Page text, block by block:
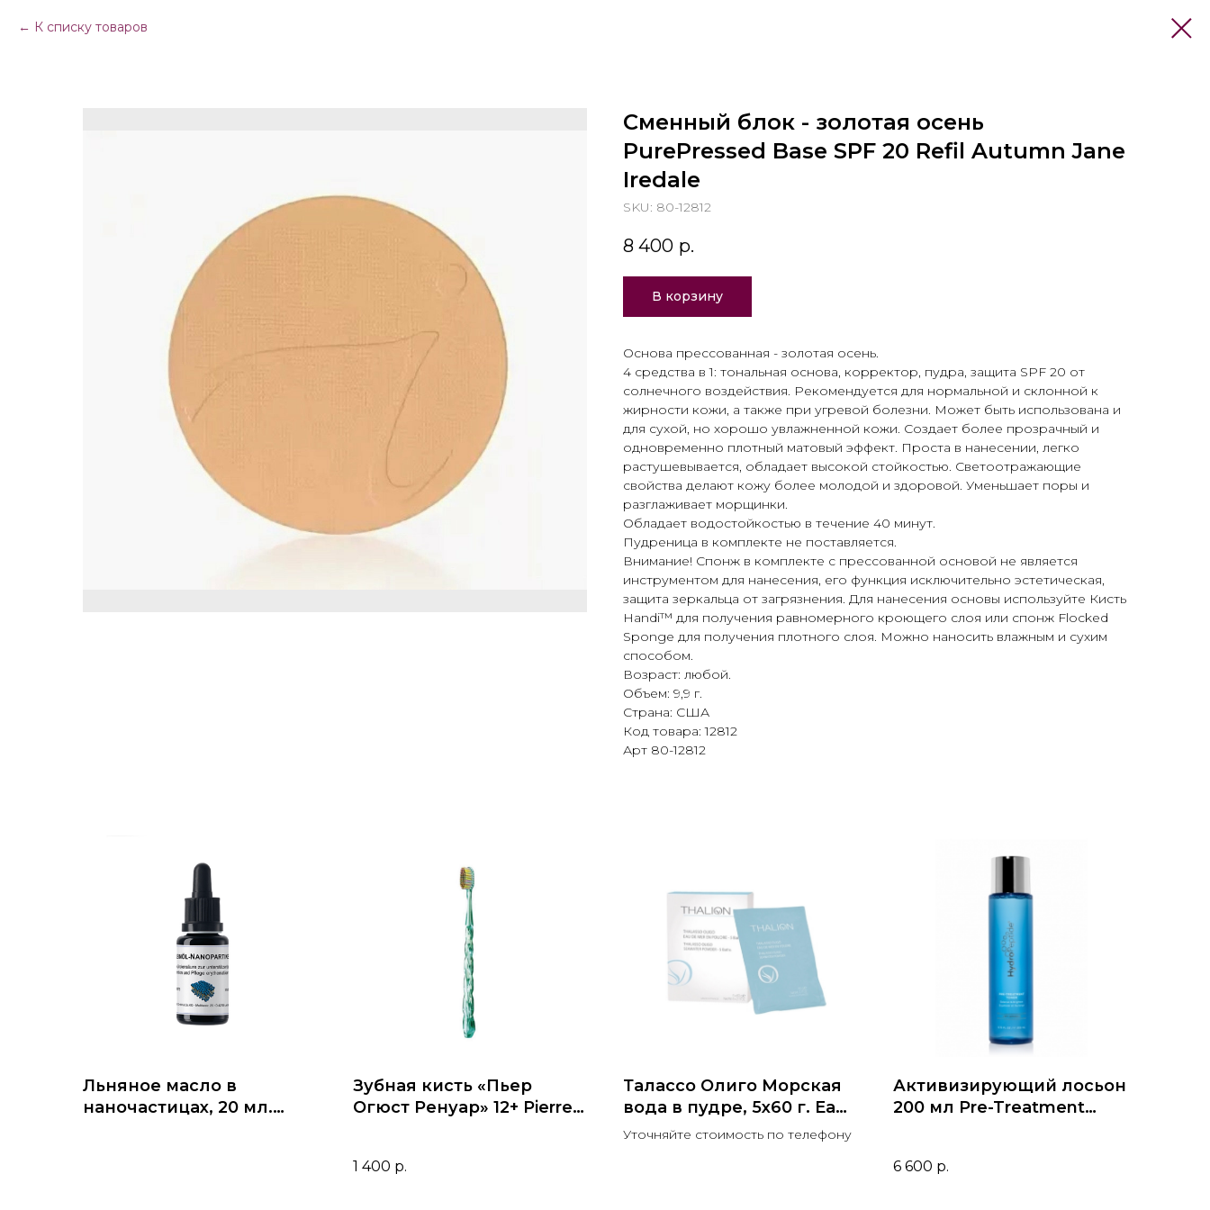
К списку товаров
Сменный блок - золотая осень
PurePressed Base SPF 20 Refil Autumn Jane
Iredale
SKU: 80-12812
8 400 р.
В корзину
Основа прессованная - золотая осень.
4 средства в 1: тональная основа, корректор, пудра, защита SPF 20 от
солнечного воздействия. Рекомендуется для нормальной и склонной к
жирности кожи, а также при угревой болезни. Может быть использована и
для сухой, но хорошо увлажненной кожи. Создает более прозрачный и
одновременно плотный матовый эффект. Проста в нанесении, легко
растушевывается, обладает высокой стойкостью. Светоотражающие
свойства делают кожу более молодой и здоровой. Уменьшает поры и
разглаживает морщинки.
Обладает водостойкостью в течение 40 минут.
Пудреница в комплекте не поставляется.
Внимание! Спонж в комплекте с прессованной основой не является
инструментом для нанесения, его функция исключительно эстетическая,
защита зеркальца от загрязнения. Для нанесения основы используйте Кисть
Handi™ для получения равномерного кроющего слоя или спонж Flocked
Sponge для получения плотного слоя. Можно наносить влажным и сухим
способом.
Возраст: любой.
Объем: 9,9 г.
Страна: США
Код товара: 12812
Арт 80-12812
Льняное масло в
наночастицах, 20 мл.
Зубная кисть «Пьер
Огюст Ренуар» 12+ Pierre-
1 400 р.
Талассо Олиго Морская
вода в пудре, 5x60 г. Eau
de mer en poudre.
Уточняйте стоимость по телефону
Активизирующий лосьон
200 мл Pre-Treatment
6 600 р.